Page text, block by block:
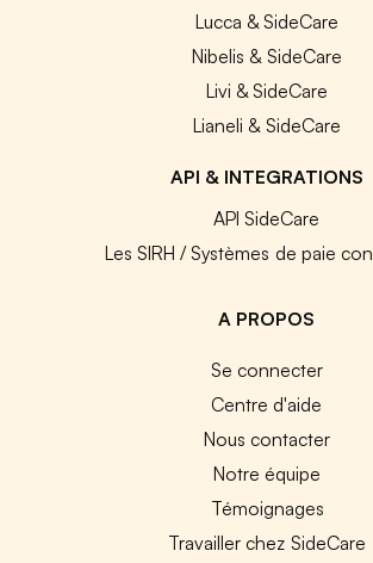
Lucca & SideCare
Nibelis & SideCare
Livi & SideCare
Lianeli & SideCare
API & INTEGRATIONS
API SideCare
Les SIRH / Systèmes de paie
A PROPOS
Se connecter
Centre d'aide
Nous contacter
Notre équipe
Témoignages
Travailler chez SideCare